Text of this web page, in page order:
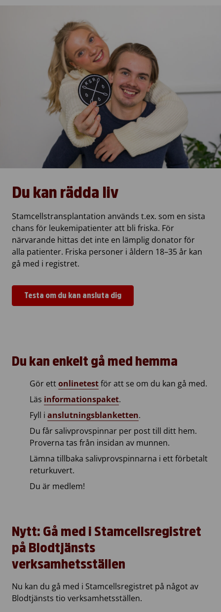
Du kan rädda liv
Stamcellstransplantation används t.ex. som en sista
chans för leukemipatienter att bli friska. För
närvarande hittas det inte en lämplig donator för
alla patienter. Friska personer i åldern 18–35 år kan
gå med i registret.
Testa om du kan ansluta dig
Du kan enkelt gå med hemma
Gör ettonlinetestför att se om du kan gå med.
Läs informationspaket.
Fyll i anslutningsblanketten.
Du får salivprovspinnar per post till ditt hem.
Proverna tas från insidan av munnen.
Lämna tillbaka salivprovspinnarna i ett förbetalt
returkuvert.
Du är medlem!
Nytt: Gå med i Stamcellsregistret
på Blodtjänsts
verksamhetsställen
Nu kan du gå med i Stamcellsregistret på något av
Blodtjänsts tio verksamhetsställen.